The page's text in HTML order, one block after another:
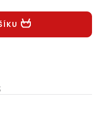
ve lhůtě 14 dní
řád